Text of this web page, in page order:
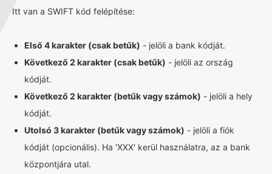
Itt van a SWIFT kód felépítése:
Első 4 karakter (csak betűk) - jelöli a bank kódját.
Következő 2 karakter (csak betűk) - jelöli az ország
kódját.
Következő 2 karakter (betűk vagy számok) - jelöli a hely
kódját.
Utolsó 3 karakter (betűk vagy számok) - jelöli a fiók
kódját (opcionális). Ha 'XXX' kerül használatra, az a bank
központjára utal.